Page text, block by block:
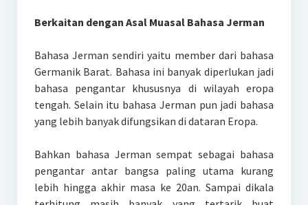
Berkaitan dengan Asal Muasal Bahasa Jerman
Bahasa Jerman sendiri yaitu member dari bahasa
Germanik Barat. Bahasa ini banyak diperlukan jadi
bahasa pengantar khususnya di wilayah eropa
tengah. Selain itu bahasa Jerman pun jadi bahasa
yang lebih banyak difungsikan di dataran Eropa.
Bahkan bahasa Jerman sempat sebagai bahasa
pengantar antar bangsa paling utama kurang
lebih hingga akhir masa ke 20an. Sampai dikala